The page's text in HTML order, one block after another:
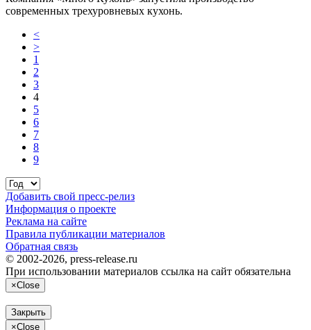
современных трехуровневых кухонь.
<
>
1
2
3
4
5
6
7
8
9
Добавить свой пресс-релиз
Информация о проекте
Реклама на сайте
Правила публикации материалов
Обратная связь
© 2002-2026, press-release.ru
При использовании материалов ссылка на сайт обязательна
×Close
Закрыть
×Close